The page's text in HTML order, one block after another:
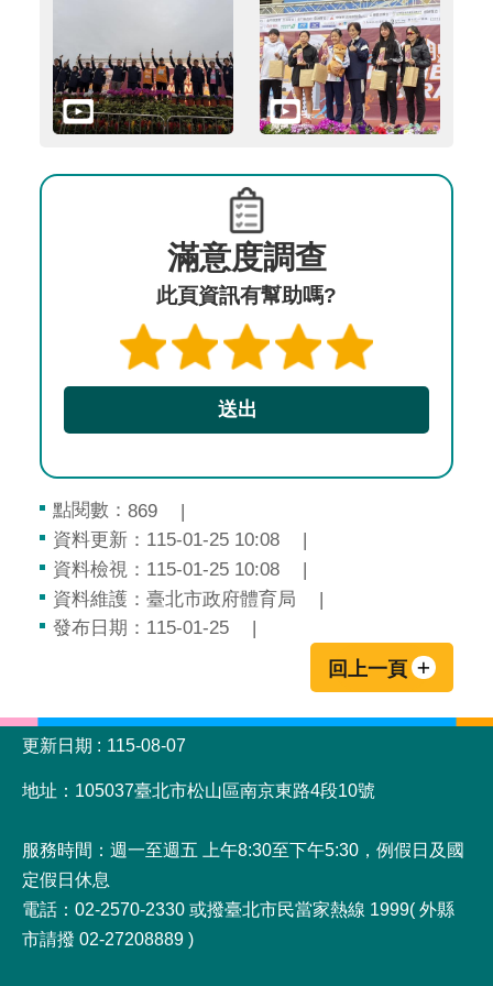
滿意度調查
此頁資訊有幫助嗎?
點閱數： 869
資料更新：115-01-25 10:08
資料檢視：115-01-25 10:08
資料維護：臺北市政府體育局
發布日期：115-01-25
回上一頁
:::
更新日期
115-08-07
地址：105037臺北市松山區南京東路4段10號
服務時間：週一至週五 上午8:30至下午5:30，例假日及國
定假日休息
電話：02-2570-2330 或撥臺北市民當家熱線 1999( 外縣
市請撥 02-27208889 )